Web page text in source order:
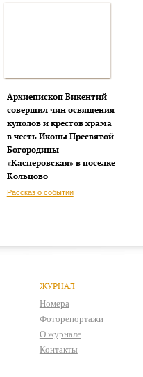
Архиепископ Викентий
совершил чин освящения
куполов и крестов храма
в честь Иконы Пресвятой
Богородицы
«Касперовская» в поселке
Кольцово
Рассказ о событии
ЖУРНАЛ
Номера
Фоторепортажи
О журнале
Контакты